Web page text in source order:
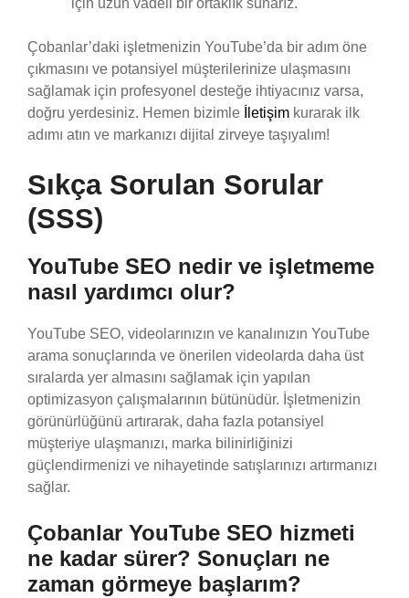
için uzun vadeli bir ortaklık sunarız.
Çobanlar’daki işletmenizin YouTube’da bir adım öne
çıkmasını ve potansiyel müşterilerinize ulaşmasını
sağlamak için profesyonel desteğe ihtiyacınız varsa,
doğru yerdesiniz. Hemen bizimle
İletişim kurarak ilk
adımı atın ve markanızı dijital zirveye taşıyalım!
Sıkça Sorulan Sorular
(SSS)
YouTube SEO nedir ve işletmeme
nasıl yardımcı olur?
YouTube SEO, videolarınızın ve kanalınızın YouTube
arama sonuçlarında ve önerilen videolarda daha üst
sıralarda yer almasını sağlamak için yapılan
optimizasyon çalışmalarının bütünüdür. İşletmenizin
görünürlüğünü artırarak, daha fazla potansiyel
müşteriye ulaşmanızı, marka bilinirliğinizi
güçlendirmenizi ve nihayetinde satışlarınızı artırmanızı
sağlar.
Çobanlar YouTube SEO hizmeti
ne kadar sürer? Sonuçları ne
zaman görmeye başlarım?